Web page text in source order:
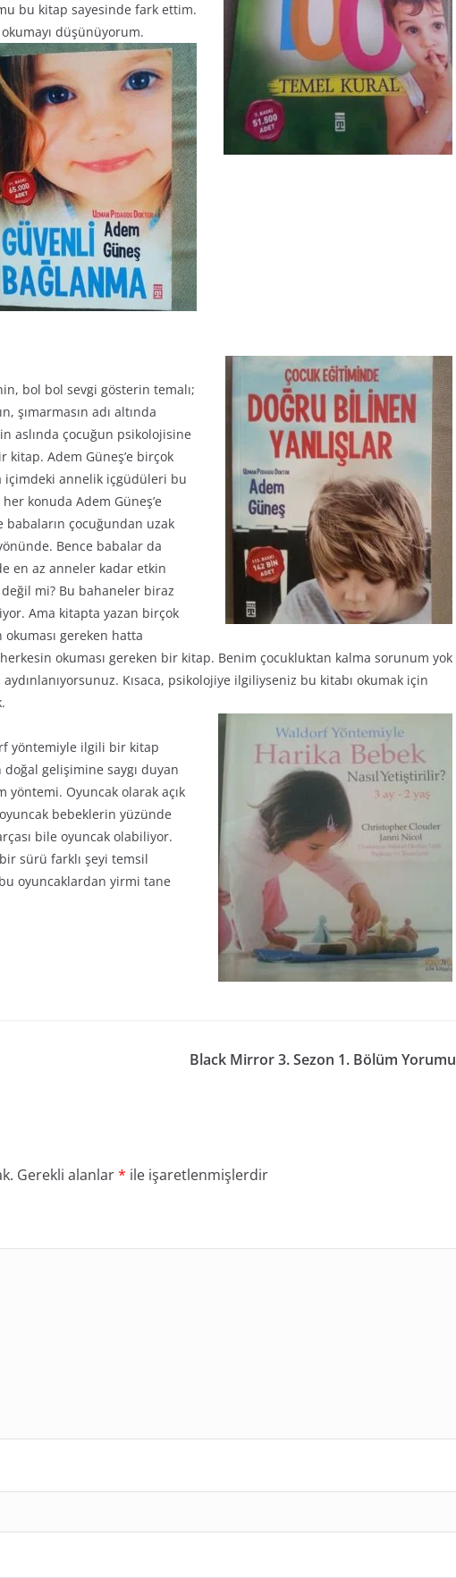
bu kitap sayesinde fark ettim.
düşünüyorum.
bol bol sevgi gösterin temalı;
şımarmasın adı altında
aslında çocuğun psikolojisine
Adem Güneş’e birçok
içimdeki annelik içgüdüleri bu
konuda Adem Güneş’e
babaların çocuğundan uzak
Bence babalar da
en az anneler kadar etkin
mi? Bu bahaneler biraz
Ama kitapta yazan birçok
gereken hatta
okuması gereken bir kitap. Benim çocukluktan kalma sorunum yok
Kısaca, psikolojiye ilgiliyseniz bu kitabı okumak için
yöntemiyle ilgili bir kitap
gelişimine saygı duyan
yöntemi. Oyuncak olarak açık
bebeklerin yüzünde
bile oyuncak olabiliyor.
sürü farklı şeyi temsil
oyuncaklardan yirmi tane
Black Mirror 3. Sezon 1. Bölüm Yorumu
Gerekli alanlar* ile işaretlenmişlerdir